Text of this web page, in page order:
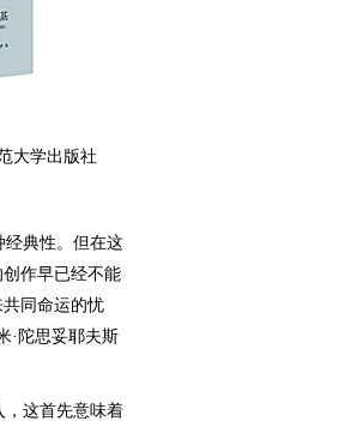
大学出版社
典性。但在这
作早已经不能
同命运的忧
·陀思妥耶夫斯
这首先意味着